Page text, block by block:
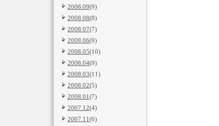
2008.09(9)
2008.08(8)
2008.07(7)
2008.06(9)
2008.05(10)
2008.04(9)
2008.03(11)
2008.02(5)
2008.01(7)
2007.12(4)
2007.11(6)